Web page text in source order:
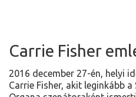
Carrie Fisher
2016 december 27-én, helyi
Carrie Fisher, akit leginkább